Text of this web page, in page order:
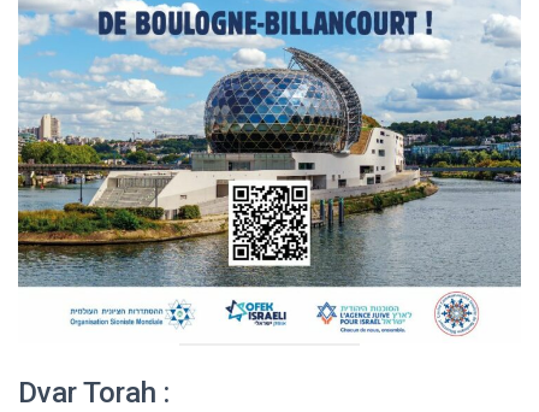
Dvar Torah :